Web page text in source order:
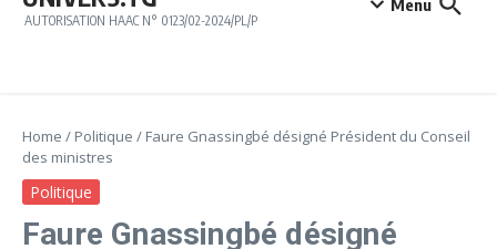
AUTORISATION HAAC N° 0123/02-2024/PL/P
Home / Politique / Faure Gnassingbé désigné Président du Conseil
des ministres
Politique
Faure Gnassingbé désigné